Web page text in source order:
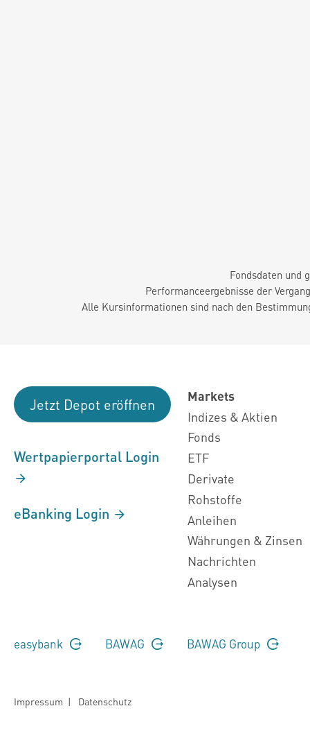
Fondsdaten und
Performanceergebnisse der
Alle Kursinformationen sind nach den
Jetzt Depot eröffnen
Wertpapierportal Login
eBanking Login
Markets
Indizes & Aktien
Fonds
ETF
Derivate
Rohstoffe
Anleihen
Währungen & Zinsen
Nachrichten
Analysen
easybank BAWAG BAWAG Group
Impressum | Datenschutz